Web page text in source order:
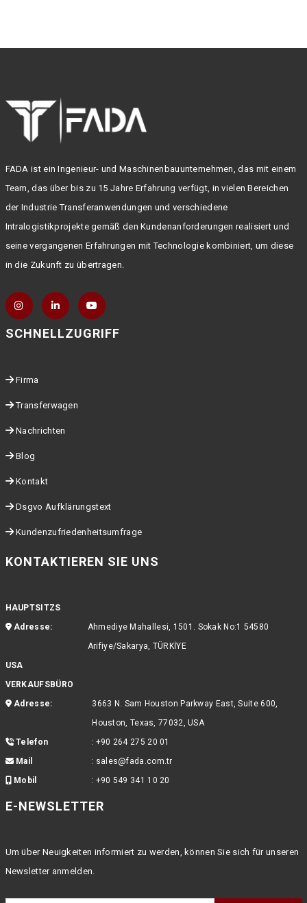
FADA ist ein Ingenieur- und Maschinenbauunternehmen, das mit einem
Team, das über bis zu 15 Jahre Erfahrung verfügt, in vielen Bereichen
der Industrie Transferanwendungen und verschiedene
Intralogistikprojekte gemäß den Kundenanforderungen realisiert und
seine vergangenen Erfahrungen mit Technologie kombiniert, um diese
in die Zukunft zu übertragen.
SCHNELLZUGRIFF
Firma
Transferwagen
Nachrichten
Blog
Kontakt
Dsgvo Aufklärungstext
Kundenzufriedenheitsumfrage
KONTAKTIEREN SIE UNS
HAUPTSITZS
Adresse:
Ahmediye Mahallesi, 1501. Sokak No:1 54580
Arifiye/Sakarya, TÜRKİYE
USA
VERKAUFSBÜRO
Adresse:
3663 N. Sam Houston Parkway East, Suite 600,
Houston, Texas, 77032, USA
Telefon
: +90 264 275 20 01
Mail
: sales@fada.com.tr
Mobil
: +90 549 341 10 20
E-NEWSLETTER
Um über Neuigkeiten informiert zu werden, können Sie sich für unseren
Newsletter anmelden.